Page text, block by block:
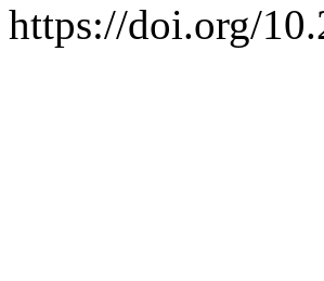
https://doi.org/